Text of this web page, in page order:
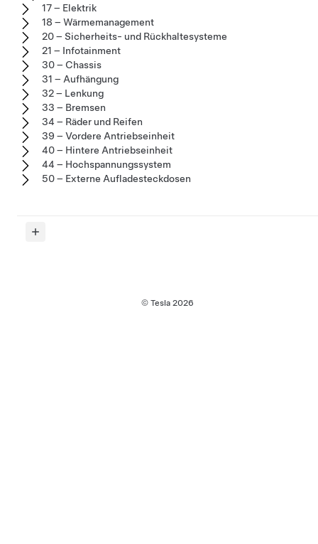
17 – Elektrik
18 – Wärmemanagement
20 – Sicherheits- und Rückhaltesysteme
21 – Infotainment
30 – Chassis
31 – Aufhängung
32 – Lenkung
33 – Bremsen
34 – Räder und Reifen
39 – Vordere Antriebseinheit
40 – Hintere Antriebseinheit
44 – Hochspannungssystem
50 – Externe Aufladesteckdosen
© Tesla 2026